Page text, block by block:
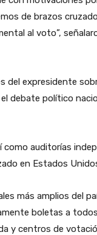
de brazos
al voto”,
del expresidente
debate político
auditorías
en Estados
más amplios del
boletas a
y centros de